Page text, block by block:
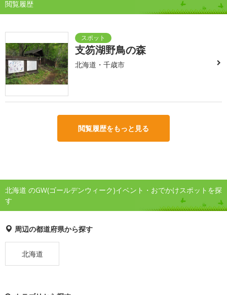
閲覧履歴
支笏湖野鳥の森
北海道・千歳市
閲覧履歴をもっと見る
北海道 のGW(ゴールデンウィーク)イベント・おでかけスポットを探
す
周辺の都道府県から探す
北海道